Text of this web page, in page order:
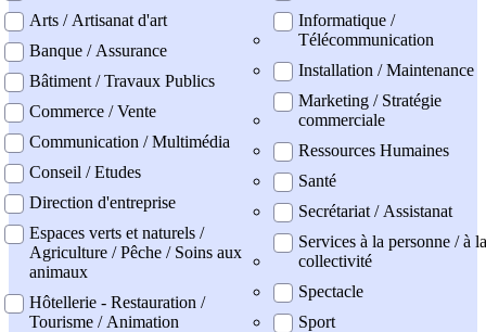
Arts / Artisanat d'art
Banque / Assurance
Bâtiment / Travaux Publics
Commerce / Vente
Communication / Multimédia
Conseil / Etudes
Direction d'entreprise
Espaces verts et naturels /
Agriculture / Pêche / Soins aux
animaux
Hôtellerie - Restauration /
Tourisme / Animation
Informatique /
Télécommunication
Installation / Maintenance
Marketing / Stratégie
commerciale
Ressources Humaines
Santé
Secrétariat / Assistanat
Services à la personne / à la
collectivité
Spectacle
Sport